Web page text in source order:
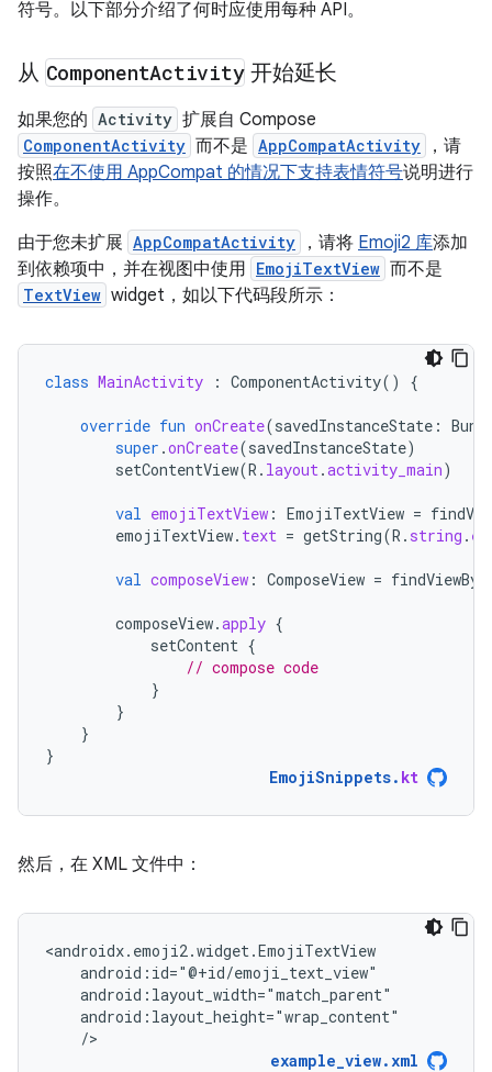
符号。以下部分介绍了何时应使用每种 API。
从 ComponentActivity 开始延长
如果您的 Activity 扩展自 Compose
ComponentActivity 而不是 AppCompatActivity
，请
按照在不使用 AppCompat 的情况下支持表情符号说明进行
操作。
由于您未扩展 AppCompatActivity ，请将 Emoji2 库添加
到依赖项中，并在视图中使用 EmojiTextView 而不是
TextView widget，如以下代码段所示：
class MainActivity : ComponentActivity() {
override fun onCreate(savedInstanceState :
super .onCreate(savedInstanceState)
setContentView(R . layout.activity_main)
val emojiTextView : EmojiTextView =
emojiTextView. text = getString(R . string .
val composeView : ComposeView =
composeView.apply {
setContent {
// compose code
}
}
}
}
EmojiSnippets. kt
然后，在 XML 文件中：
/>
example_view.xml